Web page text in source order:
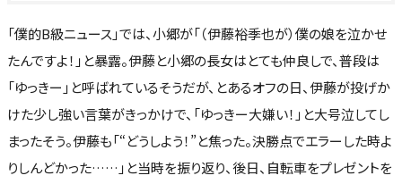
「僕的B級ニュース」では、小郷が「（伊藤裕季也が）僕の娘を泣かせ
たんですよ！」と暴露。伊藤と小郷の長女はとても仲良しで、普段は
「ゆっきー」と呼ばれているそうだが、とあるオフの日、伊藤が投げか
けた少し強い言葉がきっかけで、「ゆっきー大嫌い！」と大号泣してし
まったそう。伊藤も「“どうしよう！”と焦った。決勝点でエラーした時よ
りしんどかった……」と当時を振り返り、後日、自転車をプレゼントを